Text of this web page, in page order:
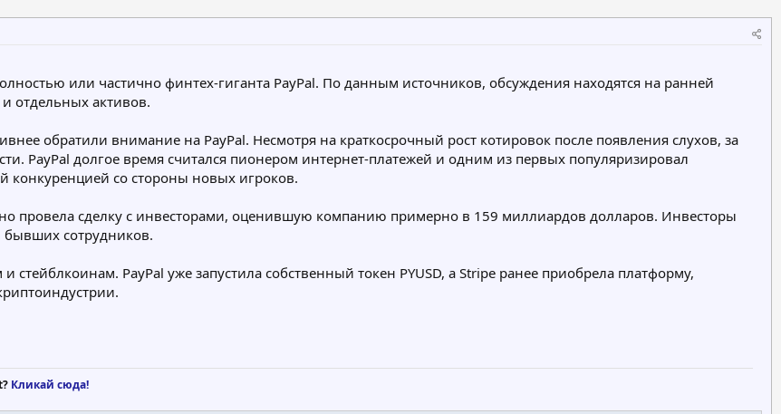
т
р
т
р
т
или частично финтех-гиганта PayPal. По данным источников, обсуждения находятся на ранней
отдельных активов.
обратили внимание на PayPal. Несмотря на краткосрочный рост котировок после появления слухов, за
PayPal долгое время считался пионером интернет-платежей и одним из первых популяризировал
конкуренцией со стороны новых игроков.
провела сделку с инвесторами, оценившую компанию примерно в 159 миллиардов долларов. Инвесторы
бывших сотрудников.
PayPal уже запустила собственный токен PYUSD, а Stripe ранее приобрела платформу,
Кликай сюда!